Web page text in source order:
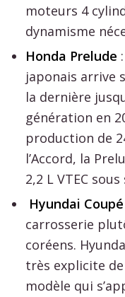
moteurs 4
dynamisme
Honda Prelude
japonais arrive
la dernière
génération en
production de
l’Accord, la
2,2 L VTEC
Hyundai Coupé
carrosserie
coréens.
très explicite
modèle qui